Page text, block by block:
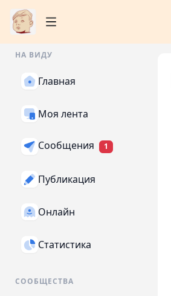
НА ВИДУ
Главная
Моя лента
Сообщения 1
Публикация
Онлайн
Статистика
СООБЩЕСТВА